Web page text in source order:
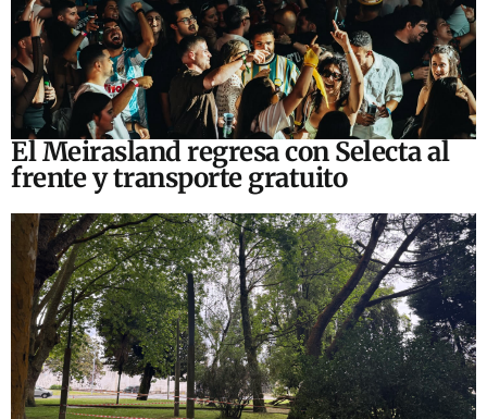
El Meirasland regresa con Selecta al
frente y transporte gratuito